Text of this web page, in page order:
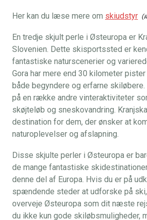
Her kan du læse mere om skiudstyr
En tredje skjult perle i Østeuropa er
Slovenien. Dette skisportssted er
fantastiske naturscenerier og
Gora har mere end 30 kilometer
både begyndere og erfarne
på en række andre vinteraktiviteter
skøjteløb og sneskovandring.
destination for dem, der ønsker at
naturoplevelser og afslapning.
Disse skjulte perler i Østeuropa er
de mange fantastiske
denne del af Europa. Hvis du er på
spændende steder at udforske på
overveje Østeuropa som dit næste
du ikke kun gode skiløbsmuligheder,